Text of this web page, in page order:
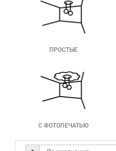
ПРОСТЫЕ
С ФОТОПЕЧАТЬЮ